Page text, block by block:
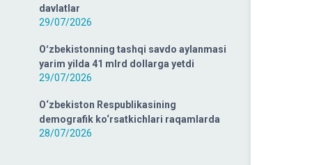
davlatlar
29/07/2026
Oʻzbekistonning tashqi savdo aylanmasi
yarim yilda 41 mlrd dollarga yetdi
29/07/2026
O‘zbekiston Respublikasining
demografik ko‘rsatkichlari raqamlarda
28/07/2026